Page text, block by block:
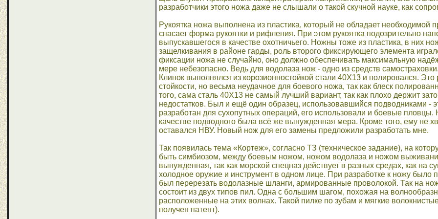
разработчики этого ножа даже не слышали о такой скучной науке, как
Рукоятка ножа выполнена из пластика, который не обладает необходимой
спасает форма рукоятки и рифления. При этом рукоятка подозрительно
выпускавшегося в качестве охотничьего. Ножны тоже из пластика, в них
защелкивания в районе гарды, роль второго фиксирующего элемента
фиксации ножа не случайно, оно должно обеспечивать максимальную
мере небезопасно. Ведь для водолаза нож - одно из средств
Клинок выполнялся из корозионностойкой стали 40X13 и полировался.
стойкости, но весьма неудачное для боевого ножа, так как блеск
того, сама сталь 40X13 не самый лучший вариант, так как плохо держит
недостатков. Был и ещё один образец, использовавшийся подводниками -
разработан для сухопутных операций, его использовали и боевые
качестве подводного была всё же вынужденная мера. Кроме того, ему не
оставался НВУ. Новый нож для его замены предложили разработать мне.
Так появилась тема «Кортеж», согласно ТЗ (техническое задание), на
быть симбиозом, между боевым ножом, ножом водолаза и ножом
вынужденная, так как морской спецназ действует в разных средах, как на
холодное оружие и инструмент в одном лице. При разработке к ножу было
был перерезать водолазные шланги, армированные проволокой. Так на
состоит из двух типов пил. Одна с большим шагом, похожая на
расположенные на этих волнах. Такой пилке по зубам и мягкие
получен патент).